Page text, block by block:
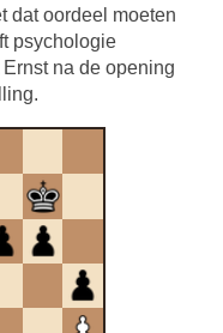
dat oordeel moeten
psychologie
na de opening